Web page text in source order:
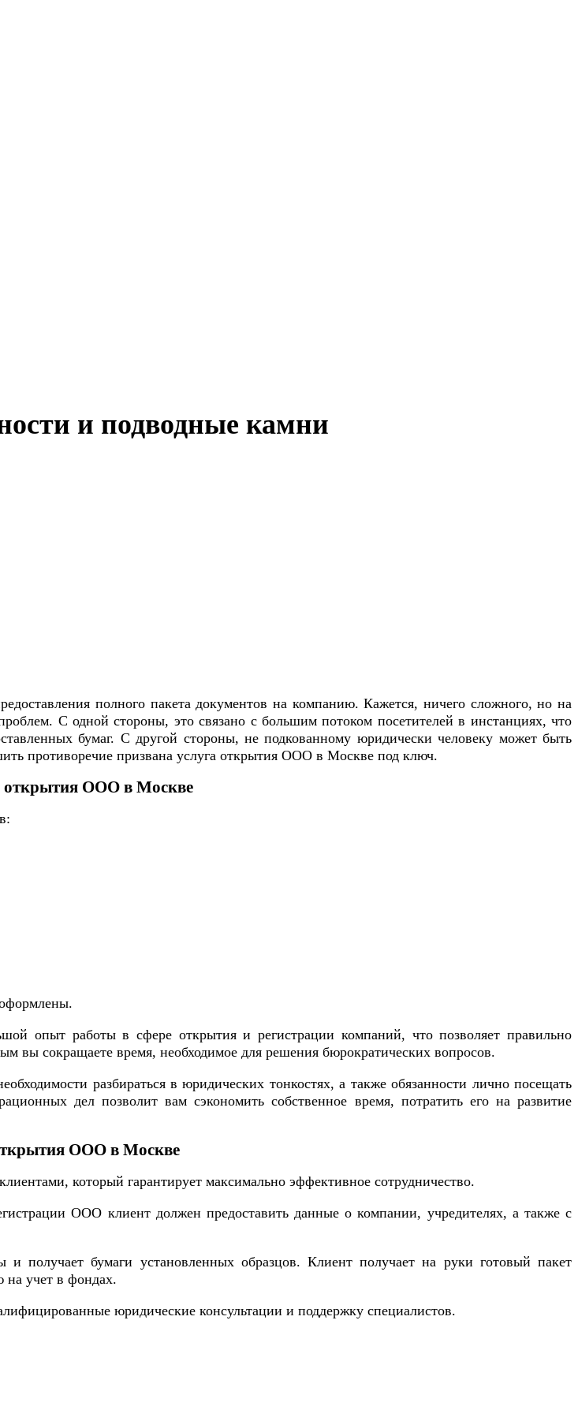
и подводные камни
полного пакета документов на компанию. Кажется, ничего сложного, но на
С одной стороны, это связано с большим потоком посетителей в инстанциях, что
бумаг. С другой стороны, не подкованному юридически человеку может быть
противоречие призвана услуга открытия ООО в Москве под ключ.
открытия ООО в Москве
опыт работы в сфере открытия и регистрации компаний, что позволяет правильно
вы сокращаете время, необходимое для решения бюрократических вопросов.
разбираться в юридических тонкостях, а также обязанности лично посещать
дел позволит вам сэкономить собственное время, потратить его на развитие
ООО в Москве
который гарантирует максимально эффективное сотрудничество.
ООО клиент должен предоставить данные о компании, учредителях, а также с
получает бумаги установленных образцов. Клиент получает на руки готовый пакет
на учет в фондах.
юридические консультации и поддержку специалистов.